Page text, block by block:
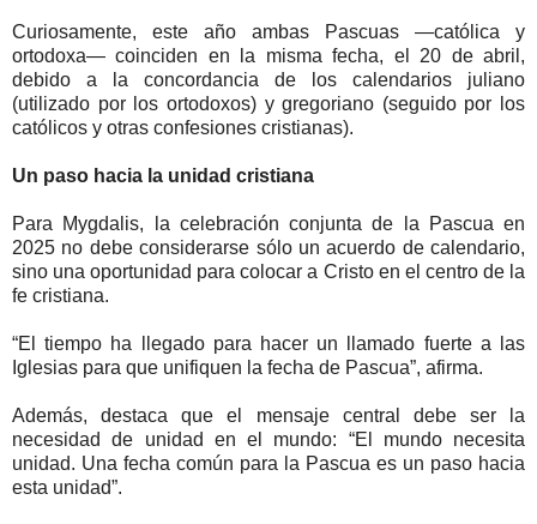
Curiosamente, este año ambas Pascuas —católica y
ortodoxa— coinciden en la misma fecha, el 20 de abril,
debido a la concordancia de los calendarios juliano
(utilizado por los ortodoxos) y gregoriano (seguido por los
católicos y otras confesiones cristianas).
Un paso hacia la unidad cristiana
Para Mygdalis, la celebración conjunta de la Pascua en
2025 no debe considerarse sólo un acuerdo de calendario,
sino una oportunidad para colocar a Cristo en el centro de la
fe cristiana.
“El tiempo ha llegado para hacer un llamado fuerte a las
Iglesias para que unifiquen la fecha de Pascua”, afirma.
Además, destaca que el mensaje central debe ser la
necesidad de unidad en el mundo: “El mundo necesita
unidad. Una fecha común para la Pascua es un paso hacia
esta unidad”.